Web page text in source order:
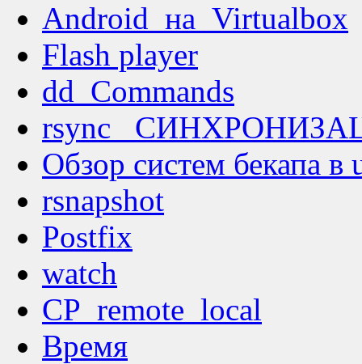
Android_на_Virtualbox
Flash player
dd_Commands
rsync
Обзор систем бекапа в
rsnapshot
Postfix
watch
CP_remote_local
Время